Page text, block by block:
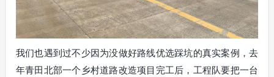
我们也遇到过不少因为没做好路线优选踩坑的真实案例，去
年青田北部一个乡村道路改造项目完工后，工程队要把一台